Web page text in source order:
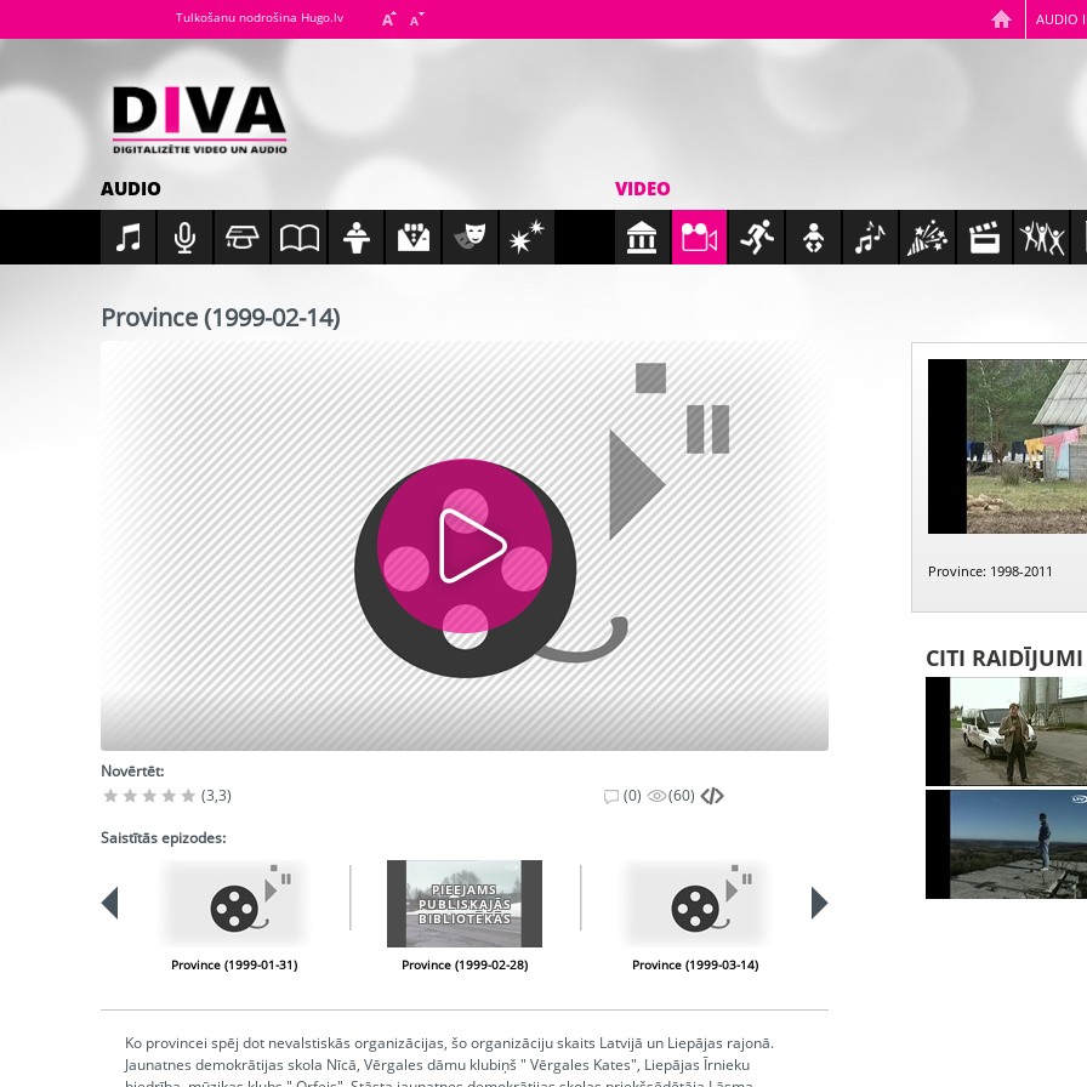
AUDIO
Tulkošanu nodrošina Hugo.lv
AUDIO VIDEO
Province (1999-02-14)
Novērtēt:
(3,3)
(0) (60)
Saistītās epizodes:
Province (1999-01-31)
PIEEJAMS
PUBLISKAJĀS
BIBLIOTĒKĀS
Province (1999-02-28) Province (1999-03-14)
PIEEJAMS
PUBLISKAJĀS
Ko provincei spēj dot nevalstiskās organizācijas, šo organizāciju skaits Latvijā un Liepājas rajonā.
Jaunatnes demokrātijas skola Nīcā, Vērgales dāmu klubiņš " Vērgales Kates", Liepājas Īrnieku
Province: 1998-2011
CITI